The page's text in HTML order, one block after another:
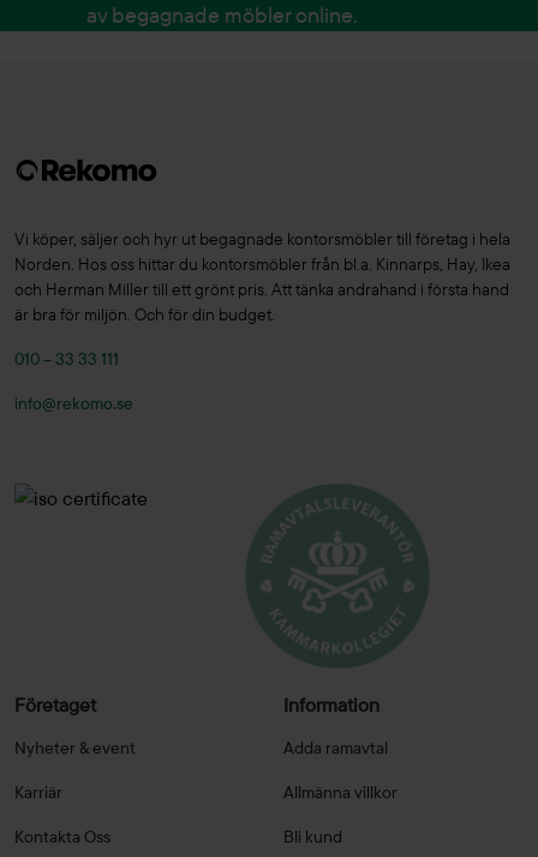
av begagnade möbler online.
Vi köper, säljer och hyr ut begagnade kontorsmöbler till företag i hela
Norden. Hos oss hittar du kontorsmöbler från bl.a. Kinnarps, Hay, Ikea
och Herman Miller till ett grönt pris. Att tänka andrahand i första hand
är bra för miljön. Och för din budget.
010 – 33 33 111
info@rekomo.se
Företaget
Nyheter & event
Karriär
Kontakta Oss
Information
Adda ramavtal
Allmänna villkor
Bli kund